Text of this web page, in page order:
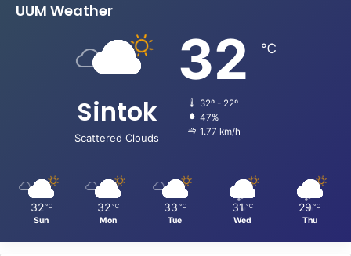
UUM Weather
Sintok
Scattered Clouds
32 ℃
32º - 22º
47%
1.77 km/h
32 ℃
Sun
32 ℃
Mon
33 ℃
Tue
31 ℃
Wed
29 ℃
Thu